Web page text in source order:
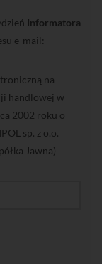
Informatora
e-mail:
na
handlowej w
2002 roku o
sp. z o.o.
Jawna)